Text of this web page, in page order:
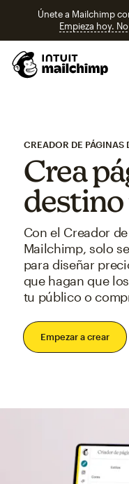
Únete a Mailchimp
Empieza hoy.
CREADOR DE PÁGINAS
Crea
Con el Creador
Mailchimp, solo
para diseñar
que hagan que
tu público o
Empezar a crear